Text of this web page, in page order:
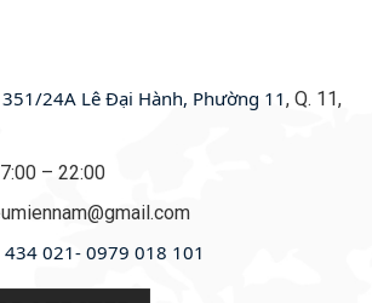
351/24A Lê Đại Hành, Phường 11, Q. 11,
7:00 – 22:00
021- 0979 018 101